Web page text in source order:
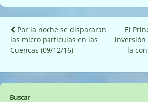
Navegación
de
Por la noche se dispararan
las micro partículas en las
Cuencas (09/12/16)
El
inversión
la
Buscar